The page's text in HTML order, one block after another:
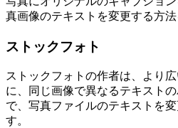
真画像のテキストを変更する方法
ストックフォト
ストックフォトの作者は、より
に、同じ画像で異なるテキスト
で、写真ファイルのテキストを
す。